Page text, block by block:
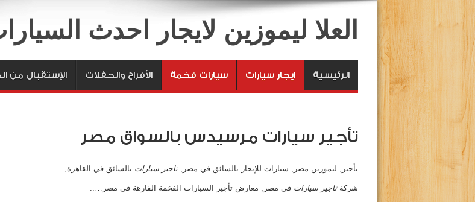
العلا ليموزين لايجار احدث
الرئيسية ايجار سيارات سيارات فخمة الأفراح والحفلات الإستقبال من
تأجير سيارات مرسيدس بالسواق مصر
تأجير, ليموزين مصر, سيارات للإيجار بالسائق في مصر,تاجير سيارات بالسائق في القاهرة,
شركةتاجير سيارات في مصر, معارض تأجير السيارات الفخمة الفارهة في مصر…..